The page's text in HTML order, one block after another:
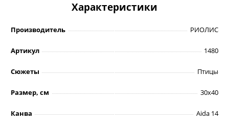
Характеристики
Производитель РИОЛИС
Артикул 1480
Сюжеты Птицы
Размер, см 30х40
Канва Aida 14